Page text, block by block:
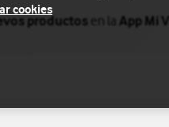
productos en la App Mi
cookies